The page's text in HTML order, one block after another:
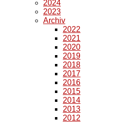
2024
2023
Archiv
2022
2021
2020
2019
2018
2017
2016
2015
2014
2013
2012